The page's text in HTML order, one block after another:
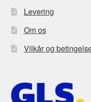
Levering
Om os
Vilkår og